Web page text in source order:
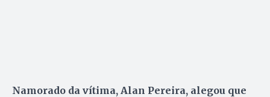
Namorado da vítima, Alan Pereira, alegou que